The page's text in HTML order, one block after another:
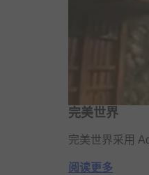
完美世界
完美世界采用
阅读更多